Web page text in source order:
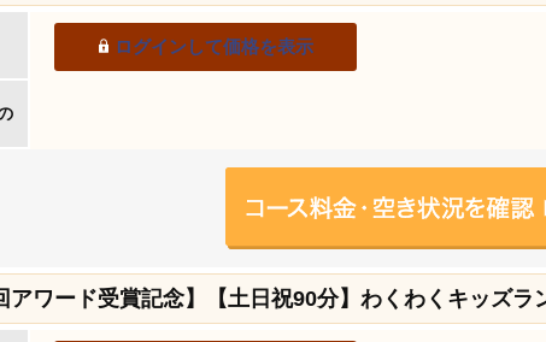
ログインして価格を表示
アワード受賞記念】【土日祝90分】わくわくキッズラ